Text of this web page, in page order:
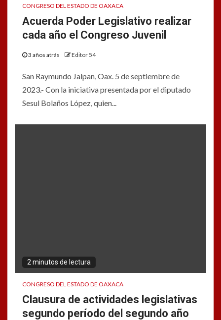
CONGRESO DEL ESTADO DE OAXACA
Acuerda Poder Legislativo realizar
cada año el Congreso Juvenil
3 años atrás Editor 54
San Raymundo Jalpan, Oax. 5 de septiembre de
2023.- Con la iniciativa presentada por el diputado
Sesul Bolaños López, quien...
2 minutos de lectura
CONGRESO DEL ESTADO DE OAXACA
Clausura de actividades legislativas
segundo período del segundo año